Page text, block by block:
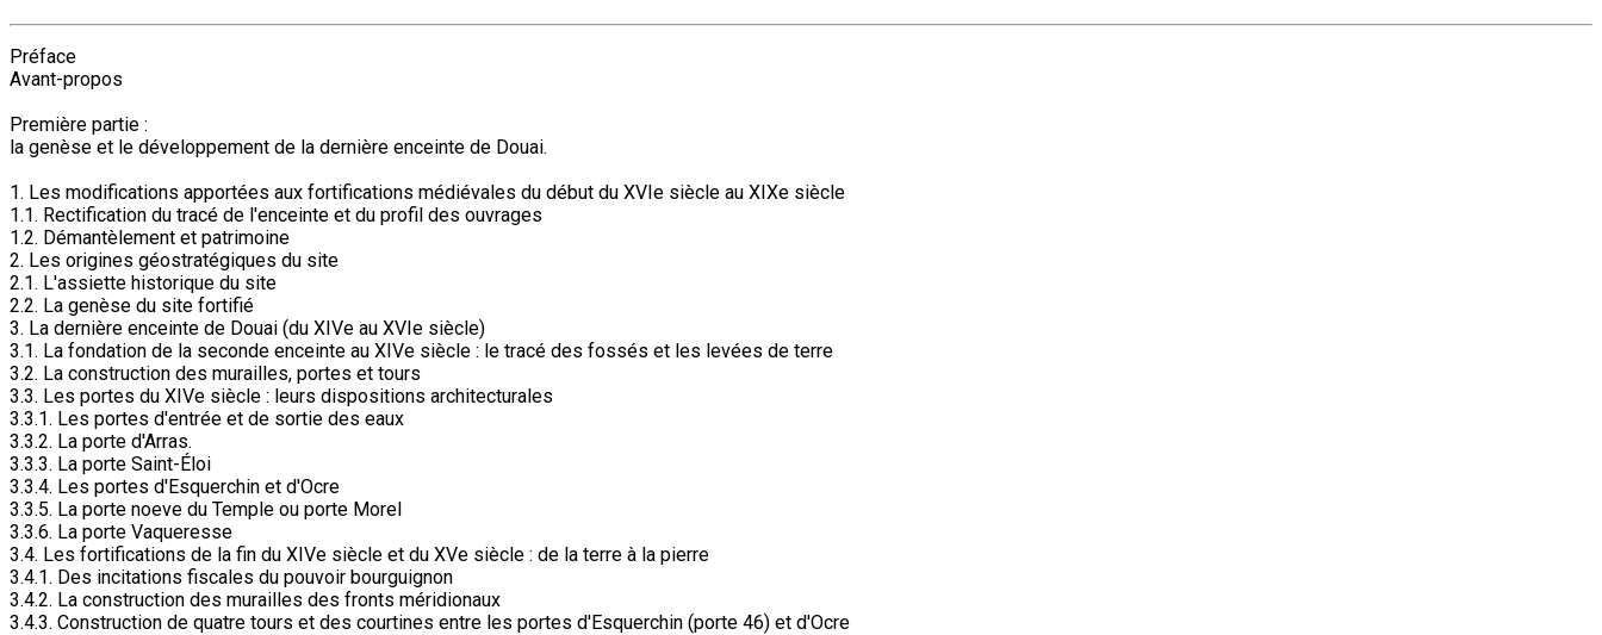
Préface
Avant-propos
Première partie :
la genèse et le développement de la dernière enceinte de Douai.
1. Les modifications apportées aux fortifications médiévales du début du XVIe siècle au XIXe siècle
1.1. Rectification du tracé de l'enceinte et du profil des ouvrages
1.2. Démantèlement et patrimoine
2. Les origines géostratégiques du site
2.1. L'assiette historique du site
2.2. La genèse du site fortifié
3. La dernière enceinte de Douai (du XIVe au XVIe siècle)
3.1. La fondation de la seconde enceinte au XIVe siècle : le tracé des fossés et les levées de terre
3.2. La construction des murailles, portes et tours
3.3. Les portes du XIVe siècle : leurs dispositions architecturales
3.3.1. Les portes d'entrée et de sortie des eaux
3.3.2. La porte d'Arras.
3.3.3. La porte Saint-Éloi
3.3.4. Les portes d'Esquerchin et d'Ocre
3.3.5. La porte noeve du Temple ou porte Morel
3.3.6. La porte Vaqueresse
3.4. Les fortifications de la fin du XIVe siècle et du XVe siècle : de la terre à la pierre
3.4.1. Des incitations fiscales du pouvoir bourguignon
3.4.2. La construction des murailles des fronts méridionaux
3.4.3. Construction de quatre tours et des courtines entre les portes d'Esquerchin (porte 46) et d'Ocre